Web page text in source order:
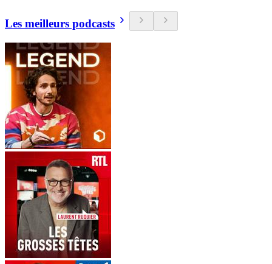
Les meilleurs podcasts